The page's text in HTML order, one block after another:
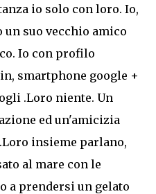
io solo con loro. Io,
un suo vecchio amico
Io con profilo
smartphone google +
.Loro niente. Un
ed un'amicizia
Loro insieme parlano,
al mare con le
a prendersi un gelato